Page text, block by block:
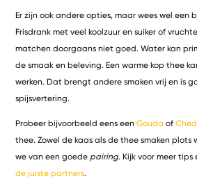
Er zijn ook andere opties, maar wees wel een
Frisdrank met veel koolzuur en suiker of
matchen doorgaans niet goed. Water kan
de smaak en beleving. Een warme kop thee
werken. Dat brengt andere smaken vrij en is
spijsvertering.
Probeer bijvoorbeeld eens eenGouda of
thee. Zowel de kaas als de thee smaken plots
we van een goede pairing. Kijk voor meer
de juiste partners.